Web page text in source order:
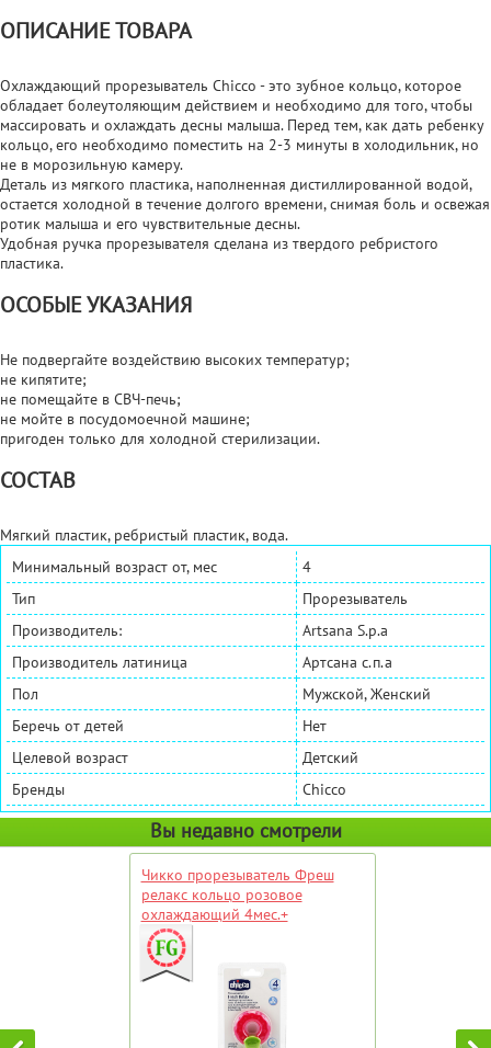
ОПИСАНИЕ ТОВАРА
Охлаждающий прорезыватель Chicco - это зубное кольцо, которое
обладает болеутоляющим действием и необходимо для того, чтобы
массировать и охлаждать десны малыша. Перед тем, как дать ребенку
кольцо, его необходимо поместить на 2-3 минуты в холодильник, но
не в морозильную камеру.
Деталь из мягкого пластика, наполненная дистиллированной водой,
остается холодной в течение долгого времени, снимая боль и освежая
ротик малыша и его чувствительные десны.
Удобная ручка прорезывателя сделана из твердого ребристого
пластика.
ОСОБЫЕ УКАЗАНИЯ
Не подвергайте воздействию высоких температур;
не кипятите;
не помещайте в СВЧ-печь;
не мойте в посудомоечной машине;
пригоден только для холодной стерилизации.
СОСТАВ
Мягкий пластик, ребристый пластик, вода.
Минимальный возраст от, мес
4
Тип
Прорезыватель
Производитель:
Artsana S.p.a
Производитель латиница
Артсана с.п.а
Пол
Мужской, Женский
Беречь от детей
Нет
Целевой возраст
Детский
Бренды
Chicco
Вы недавно смотрели
Чикко прорезыватель Фреш
релакс кольцо розовое
охлаждающий 4мес.+